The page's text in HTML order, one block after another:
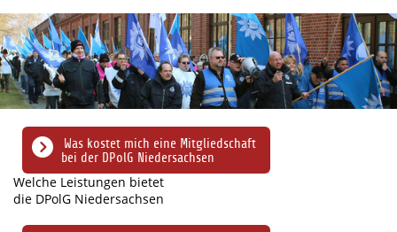
Was kostet mich eine Mitgliedschaft
bei der DPolG Niedersachsen
Welche Leistungen bietet
die DPolG Niedersachsen